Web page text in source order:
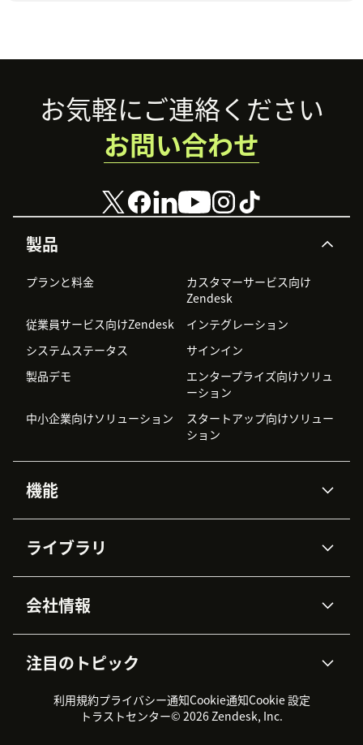
Footer
製品
プランと料金
カスタマーサービス向け
Zendesk
従業員サービス向けZendesk
インテグレーション
システムステータス
サインイン
製品デモ
エンタープライズ向けソリュ
ーション
中小企業向けソリューション
スタートアップ向けソリュー
ション
機能
Zendesk AI
高度なデータプライバシーと
データ保護
ナレッジベース
ワークフォースマネジメント
カスタマーポータル
ライブラリ
APIと開発者向け情報
AI研究
イベント情報
導入事例
トライアル体験とFAQ
会社情報
採用情報
インクルージョン＆ビロンギ
サステナビリティレポート
Zendesk Foundation
注目のトピック
CX Trends 2026
製品のアップデート情報
カスタマーサポートツール
ヘルプデスク向けチケット管
お気軽にご連絡ください
お問い合わせ
利用規約プライバシー通知Cookie通知Cookie 設定
トラストセンター© 2026 Zendesk, Inc.